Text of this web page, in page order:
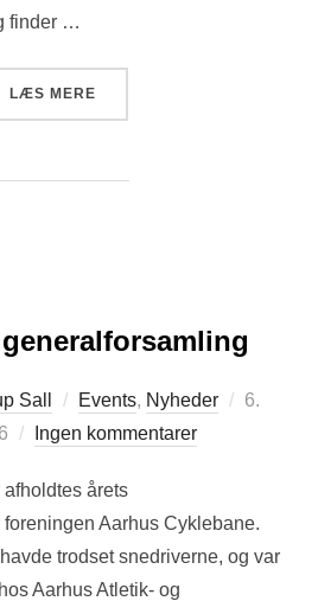
finder …
LÆS MERE“JØRGEN LETHS ÆRESLØB
Sall Events, Nyheder
Udgivet
6.
Ingen kommentarer
årets
Aarhus Cyklebane.
trodset snedriverne, og var
Aarhus Atletik- og